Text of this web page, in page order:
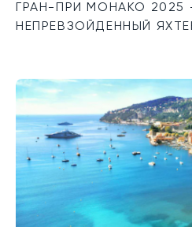
ГРАН-ПРИ МОНАКО 2025
НЕПРЕВЗОЙДЕННЫЙ